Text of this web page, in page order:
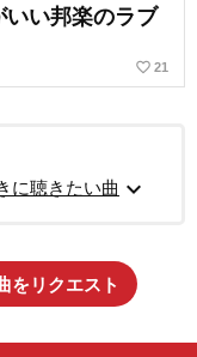
いい邦楽のラブ
favorite_border 21
に聴きたい曲 expand_more
をリクエスト